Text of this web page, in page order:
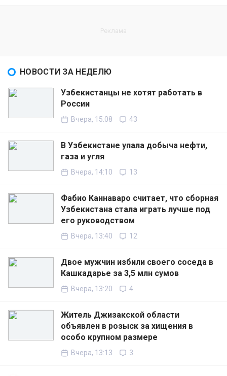
НОВОСТИ ЗА НЕДЕЛЮ
Узбекистанцы не хотят работать в
России
Вчера, 15:08 43
В Узбекистане упала добыча нефти,
газа и угля
Вчера, 14:10 13
Фабио Каннаваро считает, что сборная
Узбекистана стала играть лучше под
его руководством
Вчера, 13:40 12
Двое мужчин избили своего соседа в
Кашкадарье за 3,5 млн сумов
Вчера, 13:20 4
Житель Джизакской области
объявлен в розыск за хищения в
особо крупном размере
Вчера, 13:13 3